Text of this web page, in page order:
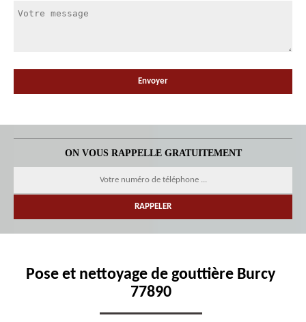
ON VOUS RAPPELLE GRATUITEMENT
Pose et nettoyage de gouttière Burcy
77890